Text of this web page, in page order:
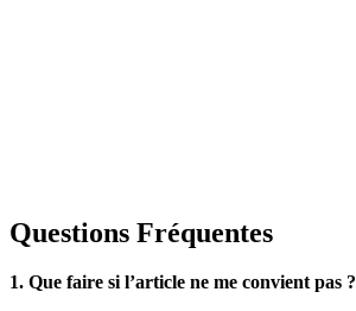
Questions Fréquentes
1. Que faire si l’article ne me convient pas ?